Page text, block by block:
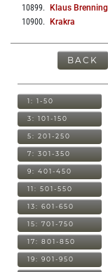
10899. Klaus Brenning
10900. Krakra
BACK
1: 1-50
3: 101-150
5: 201-250
7: 301-350
9: 401-450
11: 501-550
13: 601-650
15: 701-750
17: 801-850
19: 901-950